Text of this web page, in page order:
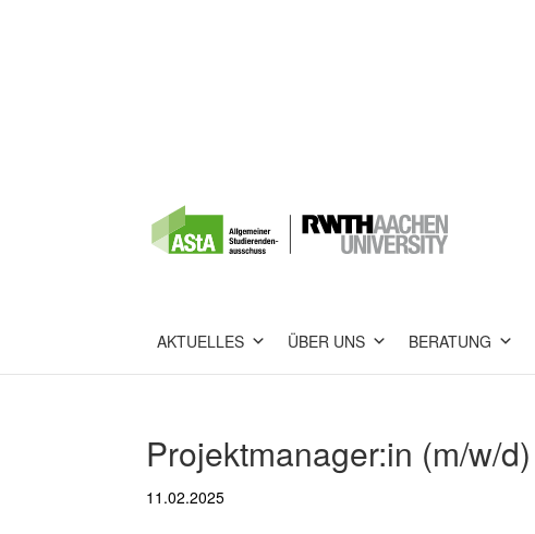
AKTUELLES ÜBER UNS BERATUNG
Projektmanager:in (m/w/d)
11.02.2025